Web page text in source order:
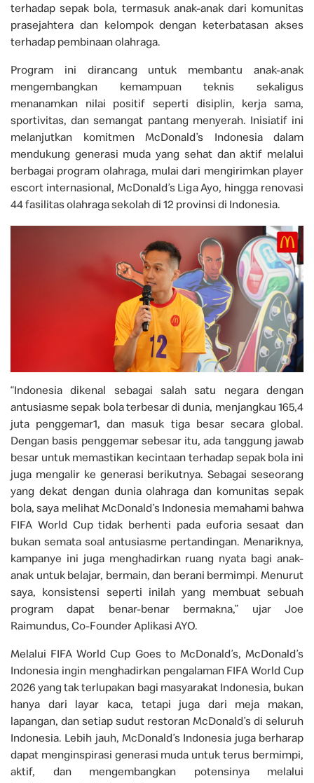
terhadap sepak bola, termasuk anak-anak dari komunitas
prasejahtera dan kelompok dengan keterbatasan akses
terhadap pembinaan olahraga.
Program ini dirancang untuk membantu anak-anak
mengembangkan kemampuan teknis sekaligus
menanamkan nilai positif seperti disiplin, kerja sama,
sportivitas, dan semangat pantang menyerah. Inisiatif ini
melanjutkan komitmen McDonald’s Indonesia dalam
mendukung generasi muda yang sehat dan aktif melalui
berbagai program olahraga, mulai dari mengirimkan player
escort internasional, McDonald’s Liga Ayo, hingga renovasi
44 fasilitas olahraga sekolah di 12 provinsi di Indonesia.
“Indonesia dikenal sebagai salah satu negara dengan
antusiasme sepak bola terbesar di dunia, menjangkau 165,4
juta penggemar1, dan masuk tiga besar secara global.
Dengan basis penggemar sebesar itu, ada tanggung jawab
besar untuk memastikan kecintaan terhadap sepak bola ini
juga mengalir ke generasi berikutnya. Sebagai seseorang
yang dekat dengan dunia olahraga dan komunitas sepak
bola, saya melihat McDonald’s Indonesia memahami bahwa
FIFA World Cup tidak berhenti pada euforia sesaat dan
bukan semata soal antusiasme pertandingan. Menariknya,
kampanye ini juga menghadirkan ruang nyata bagi anak-
anak untuk belajar, bermain, dan berani bermimpi. Menurut
saya, konsistensi seperti inilah yang membuat sebuah
program dapat benar-benar bermakna,” ujar Joe
Raimundus, Co-Founder Aplikasi AYO.
Melalui FIFA World Cup Goes to McDonald’s, McDonald’s
Indonesia ingin menghadirkan pengalaman FIFA World Cup
2026 yang tak terlupakan bagi masyarakat Indonesia, bukan
hanya dari layar kaca, tetapi juga dari meja makan,
lapangan, dan setiap sudut restoran McDonald’s di seluruh
Indonesia. Lebih jauh, McDonald’s Indonesia juga berharap
dapat menginspirasi generasi muda untuk terus bermimpi,
aktif, dan mengembangkan potensinya melalui